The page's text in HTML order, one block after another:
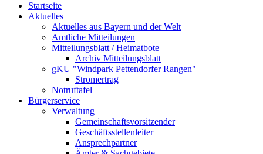
Startseite
Aktuelles
Aktuelles aus Bayern und der Welt
Amtliche Mitteilungen
Mitteilungsblatt / Heimatbote
Archiv Mitteilungsblatt
gKU "Windpark Pettendorfer Rangen"
Stromertrag
Notruftafel
Bürgerservice
Verwaltung
Gemeinschaftsvorsitzender
Geschäftsstellenleiter
Ansprechpartner